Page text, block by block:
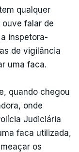
qualquer
falar de
inspetora-
de vigilância
uma faca.
quando chegou
onde
Judiciária
faca utilizada,
os